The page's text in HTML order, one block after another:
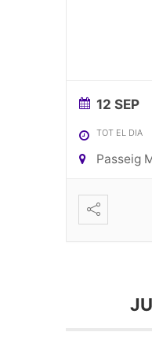
12 SEP
TOT EL DIA
Passeig